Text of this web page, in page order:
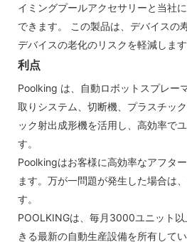
イミングプールアクセサリーと当社
できます。 この製品は、デバイスの
デバイスの老化のリスクを軽減します
利点
Poolking は、自動ロボットスプレー
取りシステム、切断機、プラスチッ
ック射出成形機を活用し、高効率で
す。
Poolkingはお客様に高効率なアフタ
ます。万が一問題が発生した場合は
す。
POOLKINGは、毎月3000ユニット
きる最新の自動生産設備を所有してい